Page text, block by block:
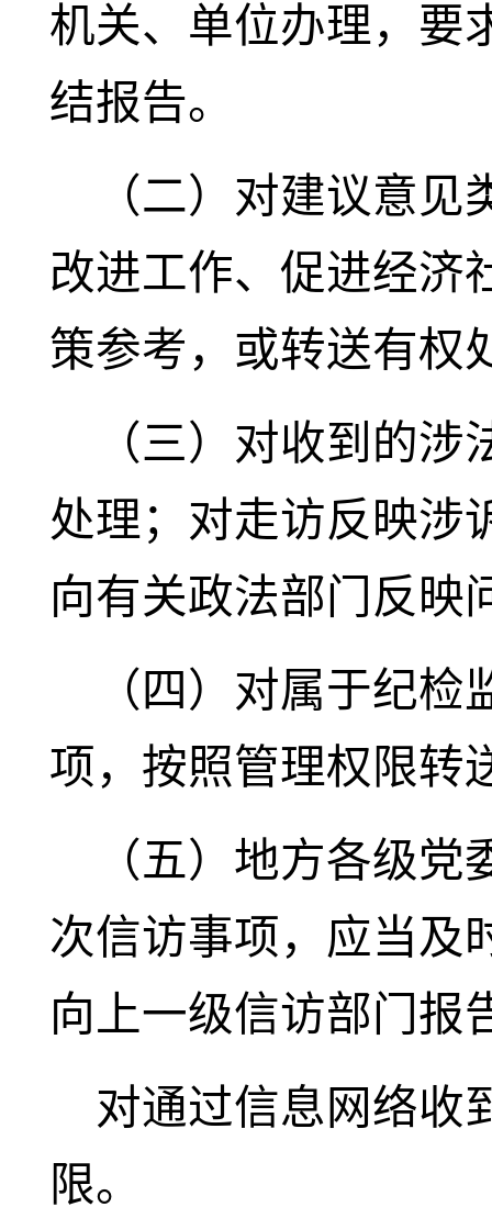
机关、单位办理，要
结报告。
（二）对建议意
改进工作、促进经济
策参考，或转送有权
（三）对收到的
处理；对走访反映涉
向有关政法部门反映
（四）对属于纪
项，按照管理权限转
（五）地方各级
次信访事项，应当及
向上一级信访部门报
对通过信息网络收
限。